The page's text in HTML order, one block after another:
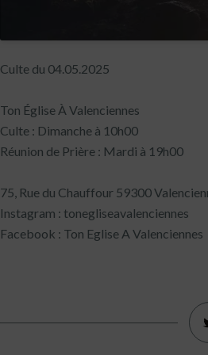
Culte du 04.05.2025
Ton Église À Valenciennes
Culte : Dimanche à 10h00
Réunion de Prière : Mardi à 19h00
75, Rue du Chauffour 59300
Instagram : tonegliseavalenciennes
Facebook : Ton Eglise A Valenciennes